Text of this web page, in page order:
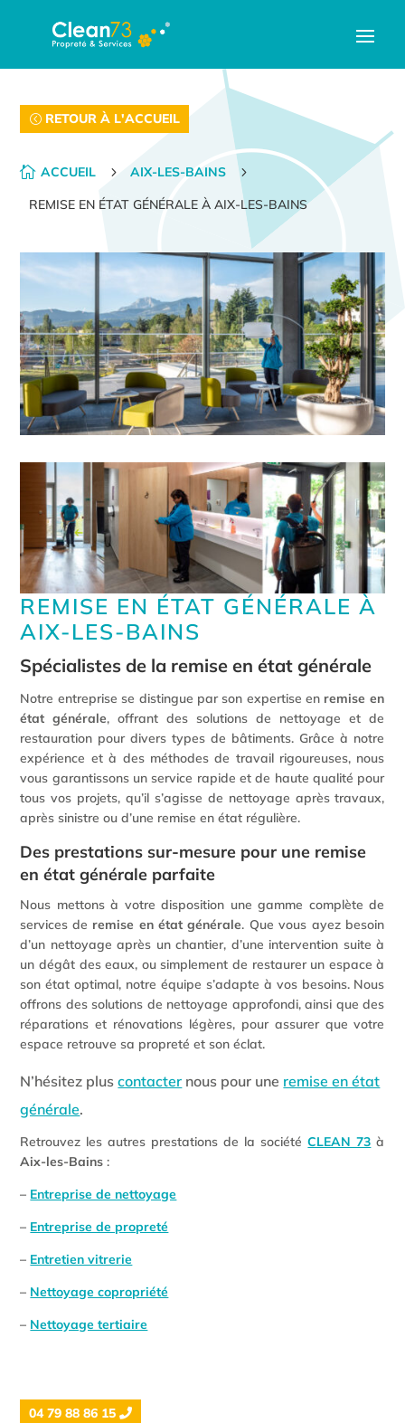
RETOUR À L'ACCUEIL
 ACCUEIL 5 AIX-LES-BAINS
5
REMISE EN ÉTAT GÉNÉRALE À AIX-LES-BAINS
REMISE EN ÉTAT GÉNÉRALE À
AIX-LES-BAINS
Spécialistes de la remise en état générale
Notre entreprise se distingue par son expertise en remise en
état générale, offrant des solutions de nettoyage et de
restauration pour divers types de bâtiments. Grâce à notre
expérience et à des méthodes de travail rigoureuses, nous
vous garantissons un service rapide et de haute qualité pour
tous vos projets, qu’il s’agisse de nettoyage après travaux,
après sinistre ou d’une remise en état régulière.
Des prestations sur-mesure pour une remise
en état générale parfaite
Nous mettons à votre disposition une gamme complète de
services de remise en état générale. Que vous ayez besoin
d’un nettoyage après un chantier, d’une intervention suite à
un dégât des eaux, ou simplement de restaurer un espace à
son état optimal, notre équipe s’adapte à vos besoins. Nous
offrons des solutions de nettoyage approfondi, ainsi que des
réparations et rénovations légères, pour assurer que votre
espace retrouve sa propreté et son éclat.
N’hésitez pluscontacter nous pour une remise en état
générale.
Retrouvez les autres prestations de la sociétéCLEAN 73 à
Aix-les-Bains :
– Entreprise de nettoyage
– Entreprise de propreté
– Entretien vitrerie
– Nettoyage copropriété
– Nettoyage tertiaire
04 79 88 86 15